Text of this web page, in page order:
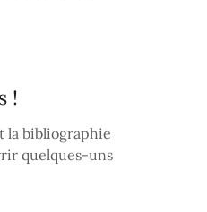
!
la bibliographie
quelques-uns